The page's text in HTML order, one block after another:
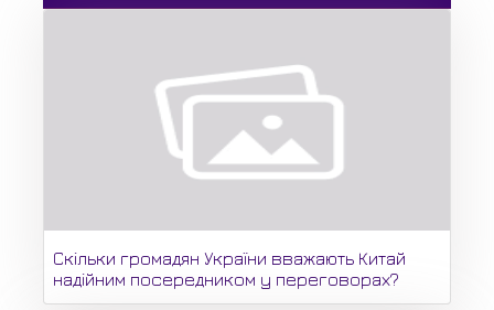
Скільки громадян України вважають Китай
надійним посередником у переговорах?